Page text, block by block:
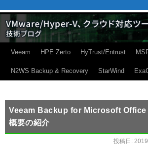
Veeam HPE Zerto HyTrust/Entrust
N2WS Backup & Recovery StarWind
Veeam Backup for Microsoft Office
概要の紹介
投稿日: